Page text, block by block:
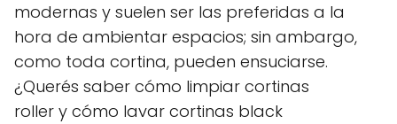
modernas y suelen ser las preferidas a la
hora de ambientar espacios; sin ambargo,
como toda cortina, pueden ensuciarse.
¿Querés saber cómo limpiar cortinas
roller y cómo lavar cortinas black